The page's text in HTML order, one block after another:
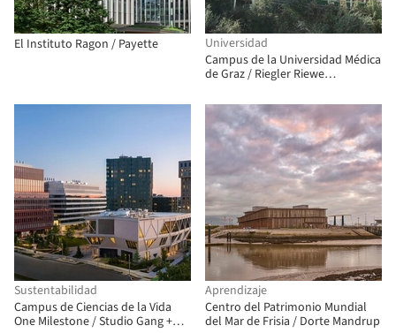
El Instituto Ragon / Payette
Universidad
Campus de la Universidad Médica
de Graz / Riegler Riewe
Sustentabilidad
Campus de Ciencias de la Vida
One Milestone / Studio Gang +
Aprendizaje
Centro del Patrimonio Mundial
del Mar de Frisia / Dorte Mandrup